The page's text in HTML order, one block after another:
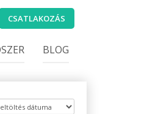
CSATLAKOZÁS
BLOG